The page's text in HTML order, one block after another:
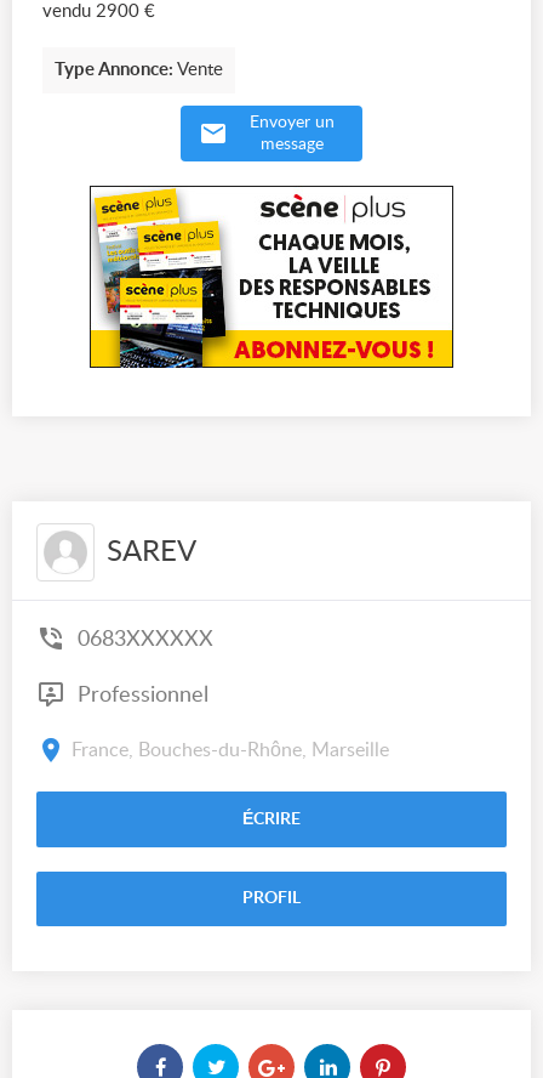
vendu 2900 €
Type Annonce: Vente
Envoyer un
message
SAREV
0683XXXXXX
Professionnel
France, Bouches-du-Rhône, Marseille
ÉCRIRE
PROFIL